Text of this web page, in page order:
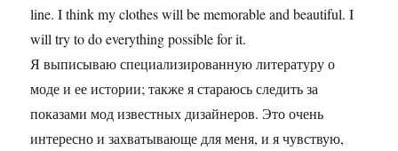
line. I think my clothes will be memorable and beautiful. I
will try to do everything possible for it.
Я выписываю специализированную литературу о
моде и ее истории; также я стараюсь следить за
показами мод известных дизайнеров. Это очень
интересно и захватывающе для меня, и я чувствую,